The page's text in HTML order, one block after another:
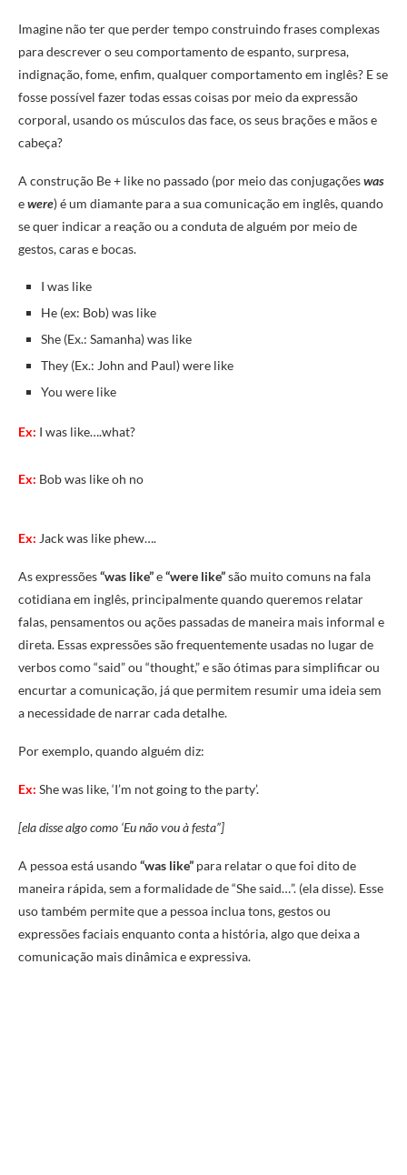
Imagine não ter que perder tempo construindo frases complexas
para descrever o seu comportamento de espanto, surpresa,
indignação, fome, enfim, qualquer comportamento em inglês? E se
fosse possível fazer todas essas coisas por meio da expressão
corporal, usando os músculos das face, os seus brações e mãos e
cabeça?
A construção Be + like no passado (por meio das conjugaçõeswas
ewere) é um diamante para a sua comunicação em inglês, quando
se quer indicar a reação ou a conduta de alguém por meio de
gestos, caras e bocas.
I was like
He (ex: Bob) was like
She (Ex.: Samanha) was like
They (Ex.: John and Paul) were like
You were like
Ex: I was like….what?
Ex: Bob was like oh no
Ex: Jack was like phew….
As expressões“was like”e“were like”são muito comuns na fala
cotidiana em inglês, principalmente quando queremos relatar
falas, pensamentos ou ações passadas de maneira mais informal e
direta. Essas expressões são frequentemente usadas no lugar de
verbos como “said” ou “thought,” e são ótimas para simplificar ou
encurtar a comunicação, já que permitem resumir uma ideia sem
a necessidade de narrar cada detalhe.
Por exemplo, quando alguém diz:
Ex: She was like, ‘I’m not going to the party’.
[ela disse algo como ‘Eu não vou à festa”]
A pessoa está usando“was like” para relatar o que foi dito de
maneira rápida, sem a formalidade de “She said…”. (ela disse). Esse
uso também permite que a pessoa inclua tons, gestos ou
expressões faciais enquanto conta a história, algo que deixa a
comunicação mais dinâmica e expressiva.